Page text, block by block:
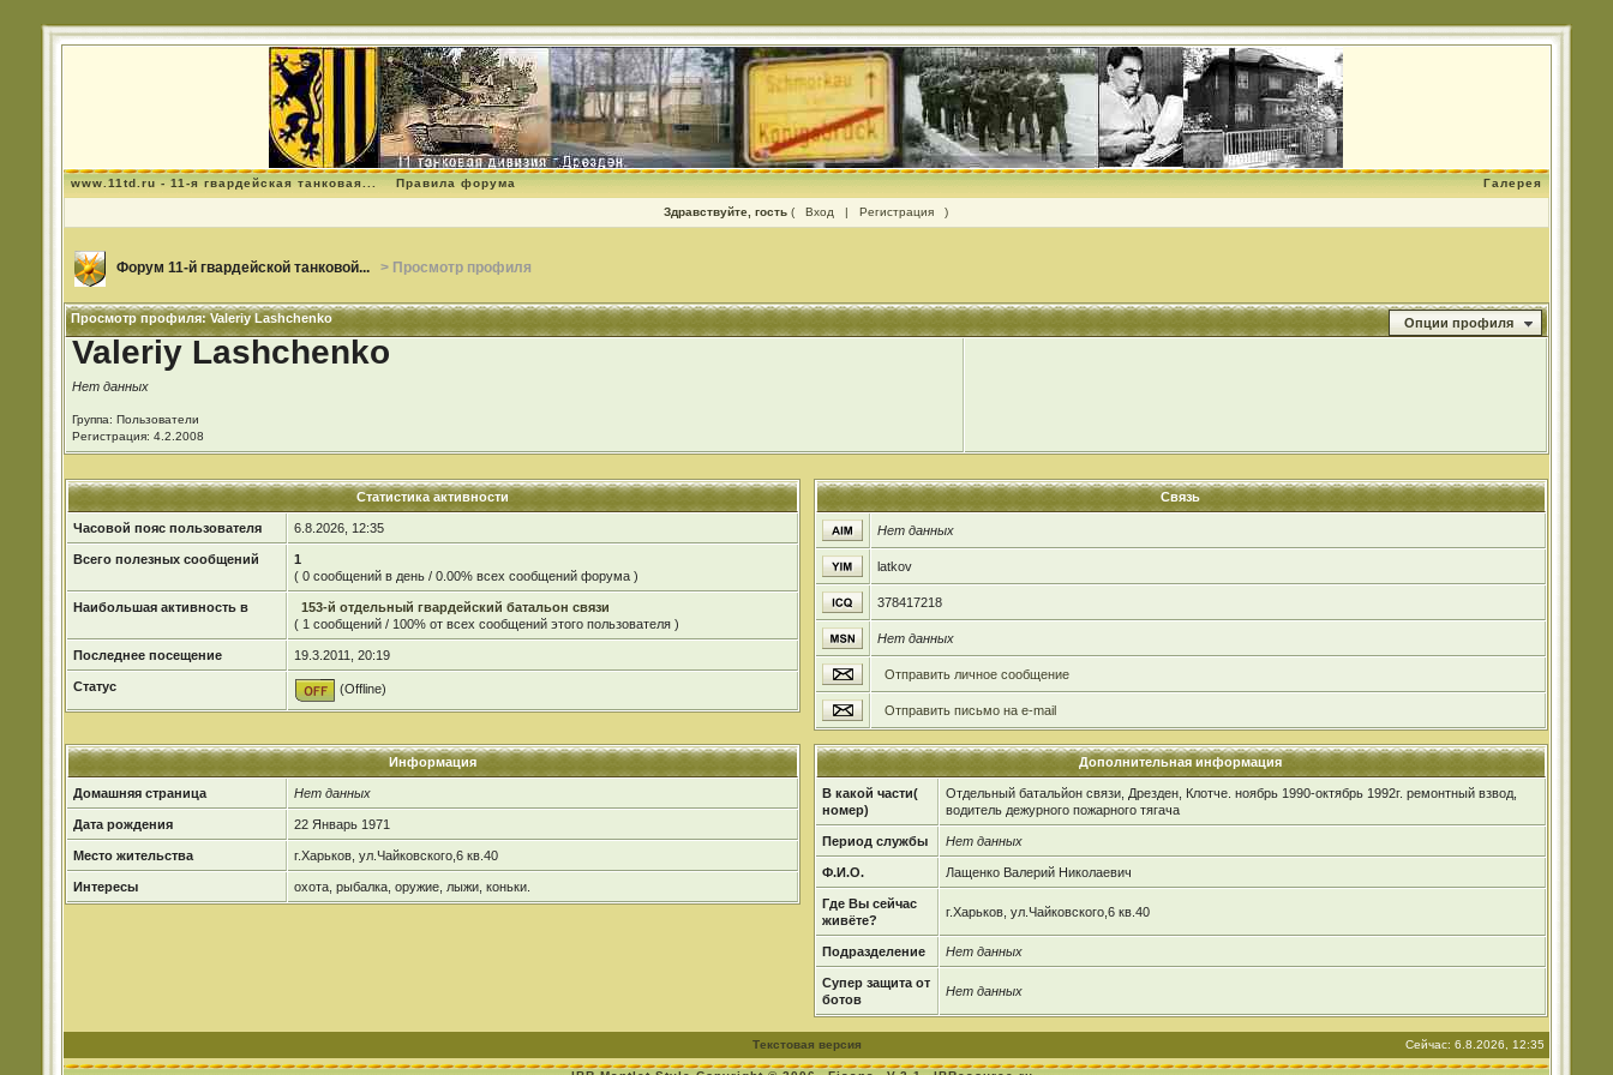
www.11td.ru - 11-я гвардейская танковая... Правила форума Галерея
Здравствуйте, гость ( Вход | Регистрация )
Форум 11-й гвардейской танковой... > Просмотр профиля
Опции профиля
Просмотр профиля: Valeriy Lashchenko
Valeriy Lashchenko
Нет данных
Группа: Пользователи
Регистрация: 4.2.2008
Статистика активности
Часовой пояс пользователя 6.8.2026, 12:35
Всего полезных сообщений
1
( 0 сообщений в день / 0.00% всех сообщений форума )
Наибольшая активность в
153-й отдельный гвардейский батальон связи
( 1 сообщений / 100% от всех сообщений этого пользователя )
Последнее посещение 19.3.2011, 20:19
Статус (Offline)
Связь
Нет данных
latkov
378417218
Нет данных
Отправить личное сообщение
Отправить письмо на e-mail
Информация
Домашняя страница Нет данных
Дата рождения 22 Январь 1971
Место жительства г.Харьков, ул.Чайковского,6 кв.40
Интересы охота, рыбалка, оружие, лыжи, коньки.
Дополнительная информация
В какой части(
номер)
Отдельный батальйон связи, Дрезден, Клотче. ноябрь 1990-октябрь 1992г. ремонтный взвод,
водитель дежурного пожарного тягача
Период службы Нет данных
Ф.И.О. Лащенко Валерий Николаевич
Где Вы сейчас
живёте?
г.Харьков, ул.Чайковского,6 кв.40
Подразделение Нет данных
Супер защита от
ботов
Нет данных
Текстовая версия Сейчас: 6.8.2026, 12:35